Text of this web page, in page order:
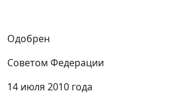
Одобрен
Советом Федерации
14 июля 2010 года